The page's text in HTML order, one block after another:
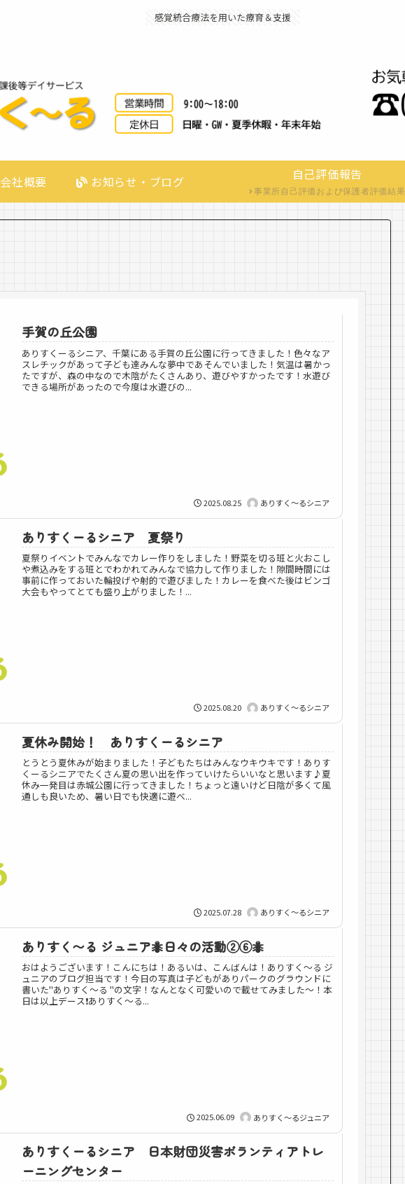
感覚統合療法を用いた療育＆支援
会社概要 お知らせ・ブログ 自己評価報告
事業所自己評価および保護者評価結果
手賀の丘公園
ありすくーるシニア、千葉にある手賀の丘公園に行ってきました！色々なア
スレチックがあって子ども達みんな夢中であそんでいました！気温は暑かっ
たですが、森の中なので木陰がたくさんあり、遊びやすかったです！水遊び
できる場所があったので今度は水遊びの...
2025.08.25 ありすく～るシニア
ありすくーるシニア 夏祭り
夏祭りイベントでみんなでカレー作りをしました！野菜を切る班と火おこし
や煮込みをする班とでわかれてみんなで協力して作りました！隙間時間には
事前に作っておいた輪投げや射的で遊びました！カレーを食べた後はビンゴ
大会もやってとても盛り上がりました！...
2025.08.20 ありすく～るシニア
夏休み開始！ ありすくーるシニア
とうとう夏休みが始まりました！子どもたちはみんなウキウキです！ありす
くーるシニアでたくさん夏の思い出を作っていけたらいいなと思います♪夏
休み一発目は赤城公園に行ってきました！ちょっと遠いけど日陰が多くて風
通しも良いため、暑い日でも快適に遊べ...
2025.07.28 ありすく～るシニア
ありすく〜る ジュニア🐜日々の活動②⑥🐜
おはようございます！こんにちは！あるいは、こんばんは！ありすく～る ジ
ュニアのブログ担当です！今日の写真は子どもがありパークのグラウンドに
書いた"ありすく〜る "の文字！なんとなく可愛いので載せてみました〜！本
日は以上デース❗️ありすく～る...
2025.06.09 ありすく～るジュニア
ありすくーるシニア 日本財団災害ボランティアトレ
ーニングセンター